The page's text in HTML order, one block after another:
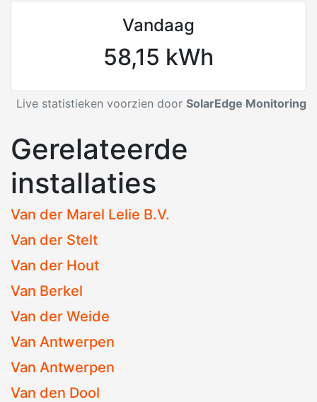
Vandaag
58,15 kWh
Live statistieken voorzien door SolarEdge Monitoring
Gerelateerde
installaties
Van der Marel Lelie B.V.
Van der Stelt
Van der Hout
Van Berkel
Van der Weide
Van Antwerpen
Van Antwerpen
Van den Dool